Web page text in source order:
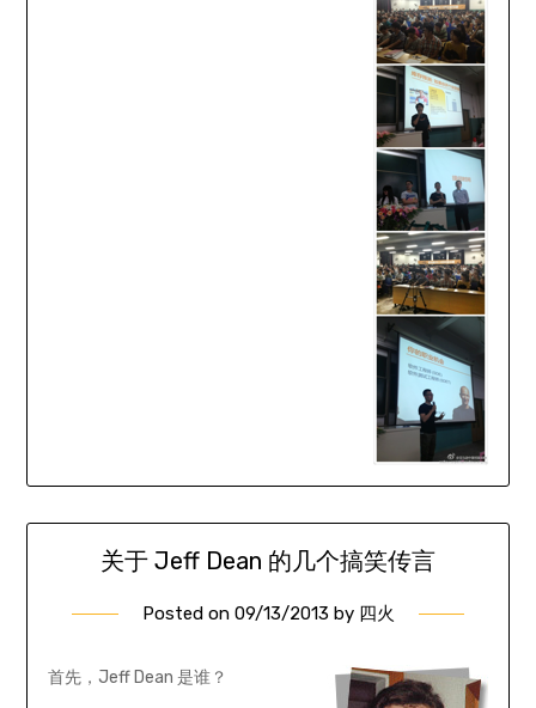
关于 Jeff Dean 的几个搞笑传言
Posted on 09/13/2013 by 四火
首先，Jeff Dean 是谁？